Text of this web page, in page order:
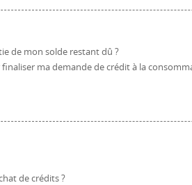
de mon solde restant dû ?
ma demande de crédit à la
de crédits ?